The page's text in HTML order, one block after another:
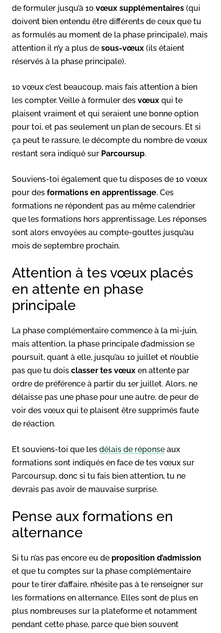
de formuler jusqu’à 10 vœux supplémentaires (qui
doivent bien entendu être différents de ceux que tu
as formulés au moment de la phase principale), mais
attention il n’y a plus de sous-vœux (ils étaient
réservés à la phase principale).
10 vœux c’est beaucoup, mais fais attention à bien
les compter. Veille à formuler des vœux qui te
plaisent vraiment et qui seraient une bonne option
pour toi, et pas seulement un plan de secours. Et si
ça peut te rassure, le décompte du nombre de vœux
restant sera indiqué sur Parcoursup.
Souviens-toi également que tu disposes de 10 vœux
pour des formations en apprentissage. Ces
formations ne répondent pas au même calendrier
que les formations hors apprentissage. Les réponses
sont alors envoyées au compte-gouttes jusqu’au
mois de septembre prochain.
Attention à tes vœux placés
en attente en phase
principale
La phase complémentaire commence à la mi-juin,
mais attention, la phase principale d’admission se
poursuit, quant à elle, jusqu’au 10 juillet et n’oublie
pas que tu dois classer tes vœux en attente par
ordre de préférence à partir du 1er juillet. Alors, ne
délaisse pas une phase pour une autre, de peur de
voir des vœux qui te plaisent être supprimés faute
de réaction.
Et souviens-toi que les délais de réponse aux
formations sont indiqués en face de tes vœux sur
Parcoursup, donc si tu fais bien attention, tu ne
devrais pas avoir de mauvaise surprise.
Pense aux formations en
alternance
Si tu n’as pas encore eu de proposition d’admission
et que tu comptes sur la phase complémentaire
pour te tirer d’affaire, n’hésite pas à te renseigner sur
les formations en alternance. Elles sont de plus en
plus nombreuses sur la plateforme et notamment
pendant cette phase, parce que bien souvent